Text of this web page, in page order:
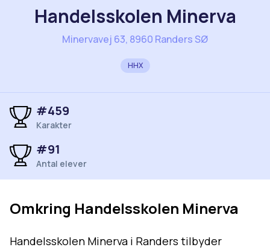
Handelsskolen Minerva
Minervavej 63, 8960 Randers SØ
HHX
#459
Karakter
#91
Antal elever
Omkring Handelsskolen Minerva
Handelsskolen Minerva i Randers tilbyder